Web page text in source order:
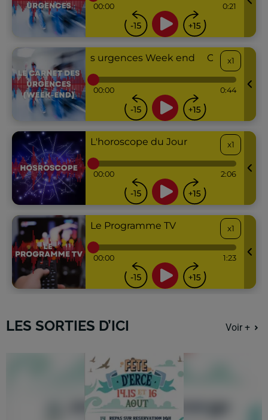
LES SORTIES D’ICI Voir +